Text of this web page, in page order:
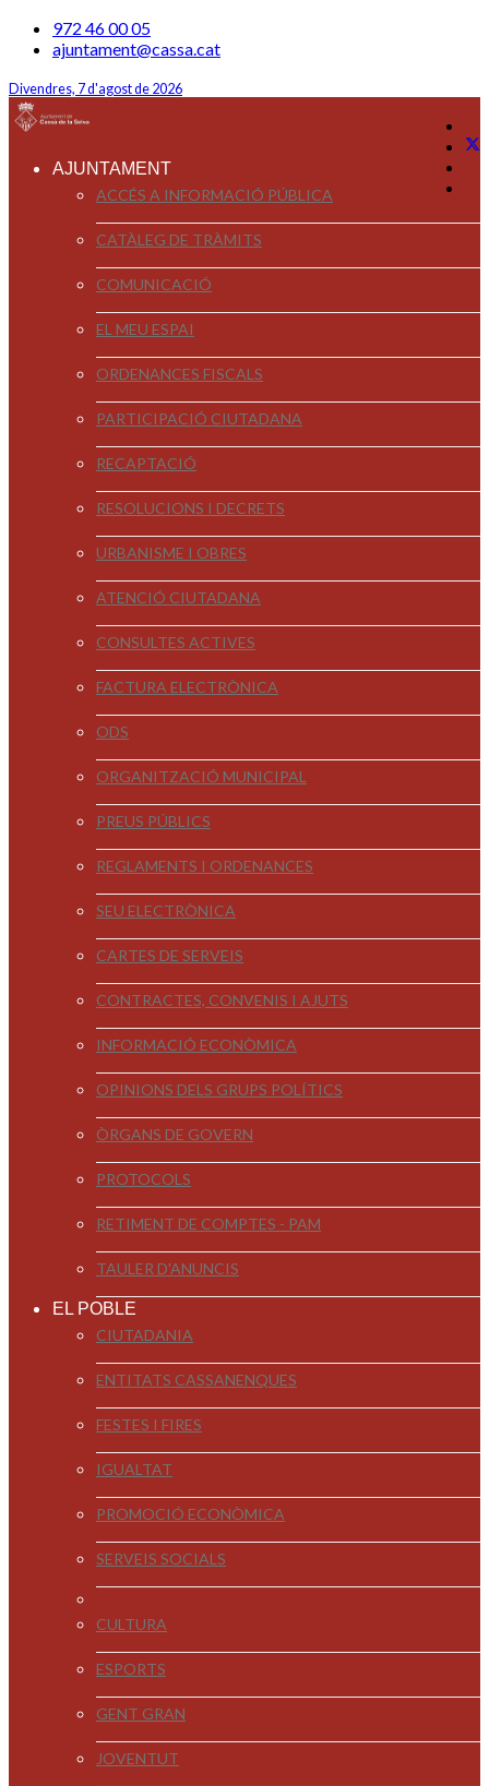
972 46 00 05
ajuntament@cassa.cat
Divendres, 7 d'agost de 2026
AJUNTAMENT
ACCÉS A INFORMACIÓ PÚBLICA
CATÀLEG DE TRÀMITS
COMUNICACIÓ
EL MEU ESPAI
ORDENANCES FISCALS
PARTICIPACIÓ CIUTADANA
RECAPTACIÓ
RESOLUCIONS I DECRETS
URBANISME I OBRES
ATENCIÓ CIUTADANA
CONSULTES ACTIVES
FACTURA ELECTRÒNICA
ODS
ORGANITZACIÓ MUNICIPAL
PREUS PÚBLICS
REGLAMENTS I ORDENANCES
SEU ELECTRÒNICA
CARTES DE SERVEIS
CONTRACTES, CONVENIS I AJUTS
INFORMACIÓ ECONÒMICA
OPINIONS DELS GRUPS POLÍTICS
ÒRGANS DE GOVERN
PROTOCOLS
RETIMENT DE COMPTES - PAM
TAULER D'ANUNCIS
EL POBLE
CIUTADANIA
ENTITATS CASSANENQUES
FESTES I FIRES
IGUALTAT
PROMOCIÓ ECONÒMICA
SERVEIS SOCIALS
CULTURA
ESPORTS
GENT GRAN
JOVENTUT